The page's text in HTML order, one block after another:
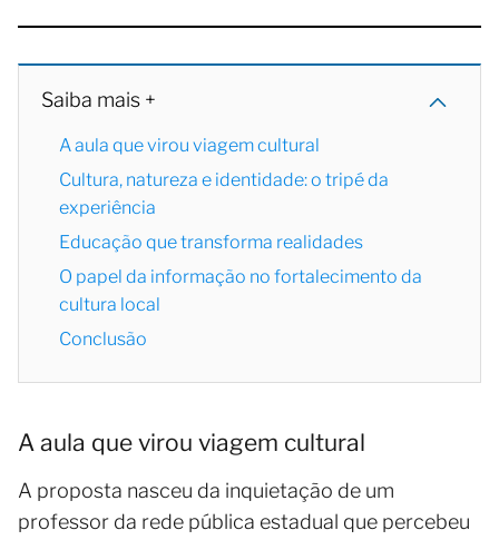
Saiba mais +
A aula que virou viagem cultural
Cultura, natureza e identidade: o tripé da
experiência
Educação que transforma realidades
O papel da informação no fortalecimento da
cultura local
Conclusão
A aula que virou viagem cultural
A proposta nasceu da inquietação de um
professor da rede pública estadual que percebeu